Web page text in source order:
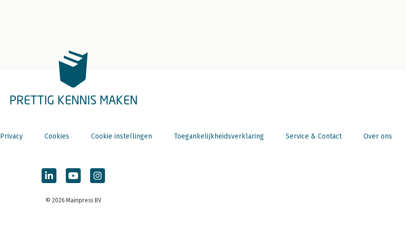
PRETTIG KENNIS MAKEN
Privacy Cookies Cookie instellingen Toegankelijkheidsverklaring Service & Contact Over ons
© 2026 Mainpress BV